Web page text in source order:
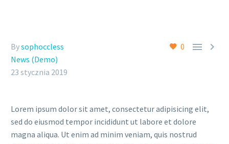
0  
Bysophoccless
News (Demo)
23 stycznia 2019
Lorem ipsum dolor sit amet, consectetur adipisicing elit,
sed do eiusmod tempor incididunt ut labore et dolore
magna aliqua. Ut enim ad minim veniam, quis nostrud